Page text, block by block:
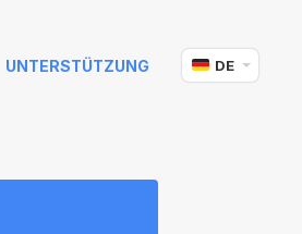
UNTERSTÜTZUNG DE